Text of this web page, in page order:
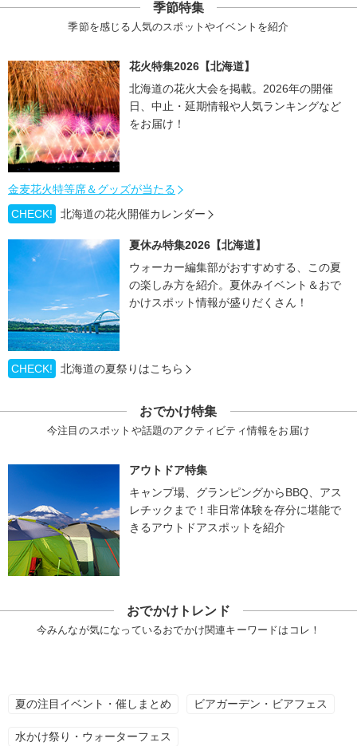
季節特集
季節を感じる人気のスポットやイベントを紹介
花火特集2026【北海道】
北海道の花火大会を掲載。2026年の開催
日、中止・延期情報や人気ランキングなど
をお届け！
金麦花火特等席＆グッズが当たる
CHECK!
北海道の花火開催カレンダー
夏休み特集2026【北海道】
ウォーカー編集部がおすすめする、この夏
の楽しみ方を紹介。夏休みイベント＆おで
かけスポット情報が盛りだくさん！
CHECK! 北海道の夏祭りはこちら
おでかけ特集
今注目のスポットや話題のアクティビティ情報をお届け
アウトドア特集
キャンプ場、グランピングからBBQ、アス
レチックまで！非日常体験を存分に堪能で
きるアウトドアスポットを紹介
おでかけトレンド
今みんなが気になっているおでかけ関連キーワードはコレ！
夏の注目イベント・催しまとめ ビアガーデン・ビアフェス
水かけ祭り・ウォーターフェス